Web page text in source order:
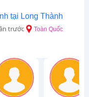
tại Long Thành
trước Toàn Quốc